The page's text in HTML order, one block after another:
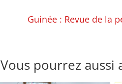
Guinée : Revue de la
Vous pourrez aussi